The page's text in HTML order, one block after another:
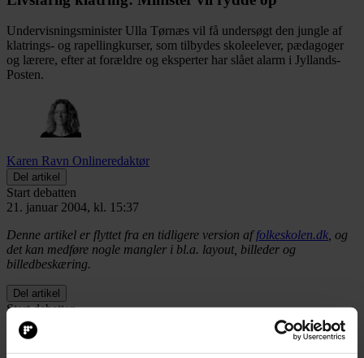
Undervisningsminister Ulla Tørnæs vil få undersøgt den jungle af
klatrings- og rapellingkurser, som tilbydes skoleelever, pædagoger
og lærere, efter at forældre og eksperter har slået alarm i Jyllands-
Posten.
Karen Ravn Onlineredaktør
Del artikel
Start debatten
21. januar 2004, kl. 15:37
Denne artikel er flyttet fra en tidligere version affolkeskolen.dk, og
det kan medføre nogle mangler i bl.a. layout, billeder og
billedbeskæring.
Del artikel
Start debatten
I forbindelse med
et klatrekursus for 9. klasse i efteråret, styrtede en
15-årig dreng til jorden fra 15 meters højde. Han slap uden mén,